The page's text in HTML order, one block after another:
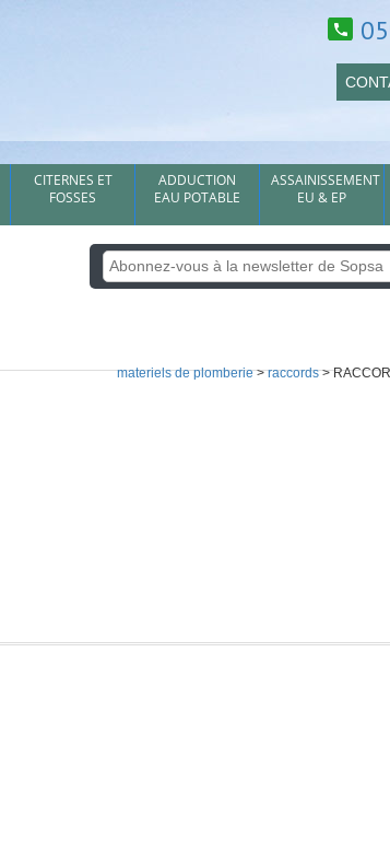
CITERNES ET
FOSSES
ADDUCTION
EAU POTABLE
ASSAINISSEMENT
EU & EP
materiels de plomberie>raccords>